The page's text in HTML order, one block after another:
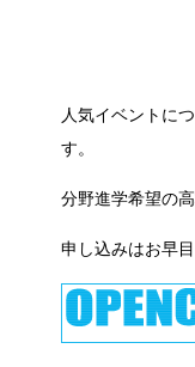
人気イベントに
す。
分野進学希望の
申し込みはお早